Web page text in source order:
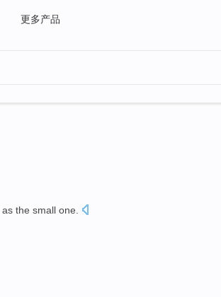
更多产品
as the small one.